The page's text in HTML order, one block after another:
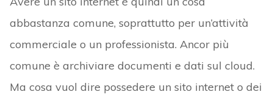
abbastanza comune, soprattutto per un’attività
commerciale o un professionista. Ancor più
comune è archiviare documenti e dati sul cloud.
Ma cosa vuol dire possedere un sito internet o dei